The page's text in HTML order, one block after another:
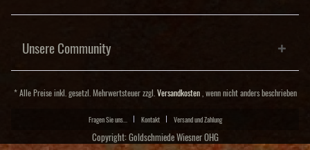
Unsere Community
* Alle Preise inkl. gesetzl. Mehrwertsteuer zzgl. Versandkosten, wenn nicht anders beschrieben
Fragen Sie uns... Kontakt Versand und Zahlung
Copyright: Goldschmiede Wiesner OHG